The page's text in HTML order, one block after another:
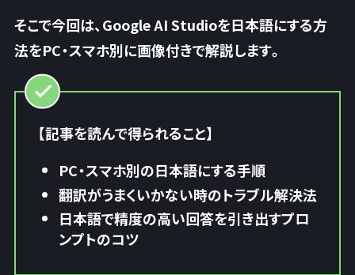
そこで今回は、Google AI Studioを日本語にする方
法をPC・スマホ別に画像付きで解説します。
【記事を読んで得られること】
PC・スマホ別の日本語にする手順
翻訳がうまくいかない時のトラブル解決法
日本語で精度の高い回答を引き出すプロ
ンプトのコツ